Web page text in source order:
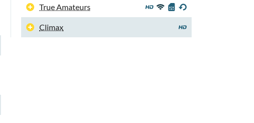
True Amateurs
Climax